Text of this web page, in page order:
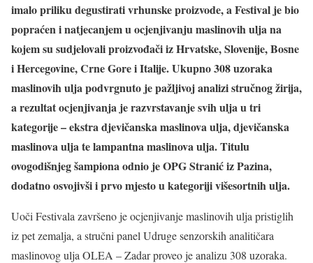
imalo priliku degustirati vrhunske proizvode, a Festival je bio
popraćen i natjecanjem u ocjenjivanju maslinovih ulja na
kojem su sudjelovali proizvođači iz Hrvatske, Slovenije, Bosne
i Hercegovine, Crne Gore i Italije. Ukupno 308 uzoraka
maslinovih ulja podvrgnuto je pažljivoj analizi stručnog žirija,
a rezultat ocjenjivanja je razvrstavanje svih ulja u tri
kategorije – ekstra djevičanska maslinova ulja, djevičanska
maslinova ulja te lampantna maslinova ulja. Titulu
ovogodišnjeg šampiona odnio je OPG Stranić iz Pazina,
dodatno osvojivši i prvo mjesto u kategoriji višesortnih ulja.
Uoči Festivala završeno je ocjenjivanje maslinovih ulja pristiglih
iz pet zemalja, a stručni panel Udruge senzorskih analitičara
maslinovog ulja OLEA – Zadar proveo je analizu 308 uzoraka.